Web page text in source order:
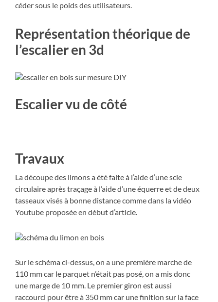
céder sous le poids des utilisateurs.
Représentation théorique de
l’escalier en 3d
Escalier vu de côté
Travaux
La découpe des limons a été faite à l’aide d’une scie
circulaire après traçage à l’aide d’une équerre et de deux
tasseaux visés à bonne distance comme dans la vidéo
Youtube proposée en début d’article.
Sur le schéma ci-dessus, on a une première marche de
110 mm car le parquet n’était pas posé, on a mis donc
une marge de 10 mm. Le premier giron est aussi
raccourci pour être à 350 mm car une finition sur la face